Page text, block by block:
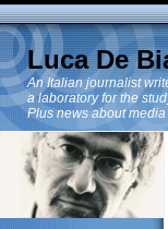
Luca De
An Italian journalist
a laboratory for the
Plus news about